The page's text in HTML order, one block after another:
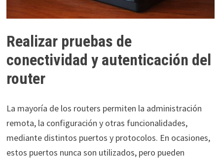
Realizar pruebas de
conectividad y autenticación del
router
La mayoría de los routers permiten la administración
remota, la configuración y otras funcionalidades,
mediante distintos puertos y protocolos. En ocasiones,
estos puertos nunca son utilizados, pero pueden